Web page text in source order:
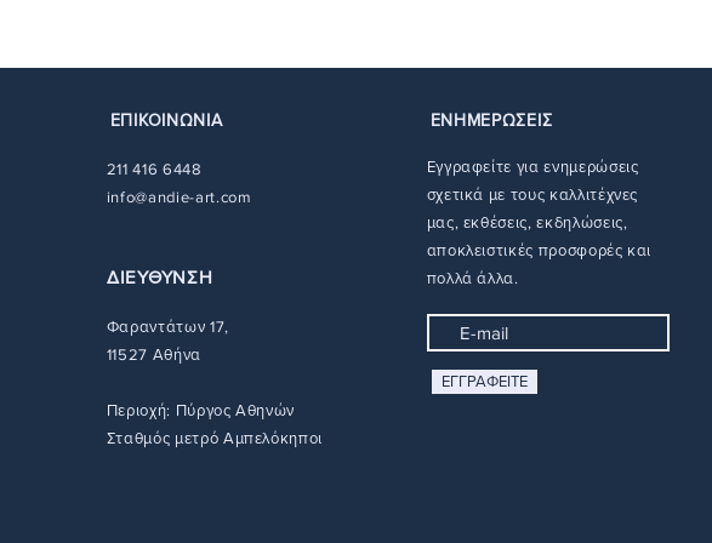
με τις διαδικασίες αποστολήςεδώ.
ΕΠΙΚΟΙΝΩΝΙΑ
211 416 6448
info@andie-art.com
ΔΙΕΥΘΥΝΣΗ
Φαραντάτων 17,
11527 Αθήνα
Περιοχή: Πύργος Αθηνών
Σταθμός μετρό Αμπελόκηποι
ΕΝΗΜΕΡΩΣΕΙΣ
Εγγραφείτε για ενημερώσεις
σχετικά με τους καλλιτέχνες
μας, εκθέσεις, εκδηλώσεις,
αποκλειστικές προσφορές και
πολλά άλλα.​
ΕΓΓΡΑΦΕΙΤΕ